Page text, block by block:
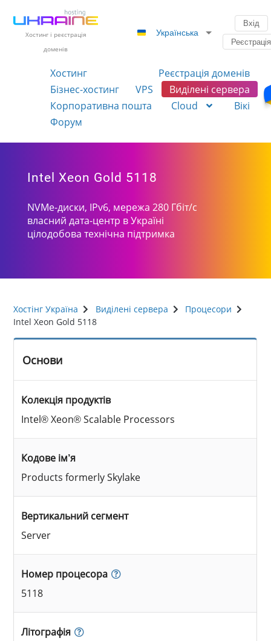
Хостинг і реєстрація
доменів
Українська
Вхід
Реєстрація
Хостинг
Реєстрація доменів
Бізнес-хостинг
VPS
Виділені сервера
Корпоративна пошта
Cloud
Вікі
Форум
Intel Xeon Gold 5118
NVMe-диски, IPv6, мережа 280 Гбіт/с
власний дата-центр в Україні
цілодобова технічна підтримка
Хостінг Україна Виділені сервера
Процесори
Intel Xeon Gold 5118
Основи
Колекція продуктів
Intel® Xeon® Scalable Processors
Кодове ім’я
Products formerly Skylake
Вертикальний сегмент
Server
Номер процесора
5118
Літографія